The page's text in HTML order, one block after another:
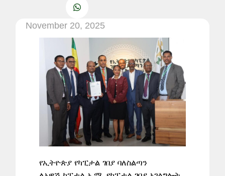
November 20, 2025
የኢትዮጵያ የካፒታል ገበያ ባለስልጣን